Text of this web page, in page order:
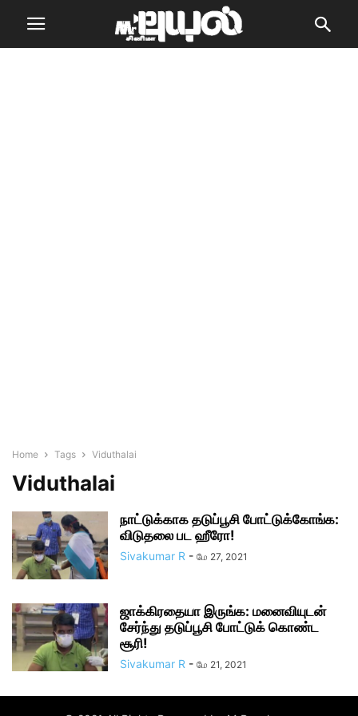
Home Tags Viduthalai
Viduthalai
நாட்டுக்காக தடுப்பூசி போட்டுக்கோங்க:
விடுதலை பட ஹீரோ!
Sivakumar R - மே 27, 2021
ஜாக்கிரதையா இருங்க: மனைவியுடன்
சேர்ந்து தடுப்பூசி போட்டுக் கொண்ட
சூரி!
Sivakumar R - மே 21, 2021